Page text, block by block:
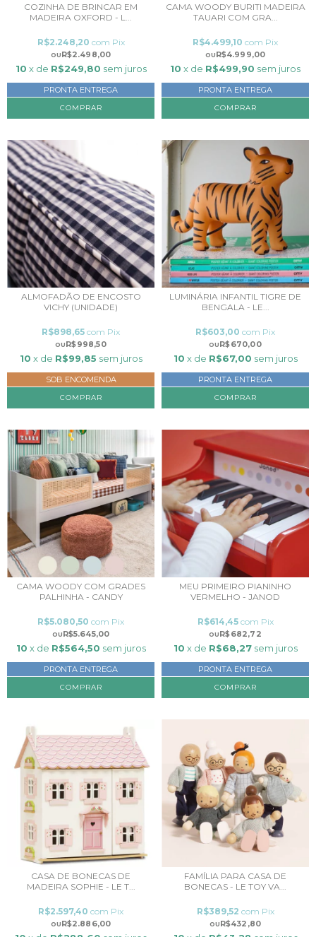
COZINHA DE BRINCAR EM
MADEIRA OXFORD - L...
R$2.498,00
R$2.248,20 com Pix
10 x de R$249,80 sem juros
PRONTA ENTREGA
CAMA WOODY BURITI MADEIRA
TAUARI COM GRA...
R$4.999,00
R$4.499,10 com Pix
10 x de R$499,90 sem juros
PRONTA ENTREGA
COMPRAR
ALMOFADÃO DE ENCOSTO
VICHY (UNIDADE)
R$998,50
R$898,65 com Pix
10 x de R$99,85 sem juros
SOB ENCOMENDA
COMPRAR
LUMINÁRIA INFANTIL TIGRE DE
BENGALA - LE...
R$670,00
R$603,00 com Pix
10 x de R$67,00 sem juros
PRONTA ENTREGA
CAMA WOODY COM GRADES
PALHINHA - CANDY
R$5.645,00
R$5.080,50 com Pix
10 x de R$564,50 sem juros
PRONTA ENTREGA
COMPRAR
MEU PRIMEIRO PIANINHO
VERMELHO - JANOD
R$682,72
R$614,45 com Pix
10 x de R$68,27 sem juros
PRONTA ENTREGA
CASA DE BONECAS DE
MADEIRA SOPHIE - LE T...
R$2.886,00
R$2.597,40 com Pix
FAMÍLIA PARA CASA DE
BONECAS - LE TOY VA...
R$432,80
R$389,52 com Pix